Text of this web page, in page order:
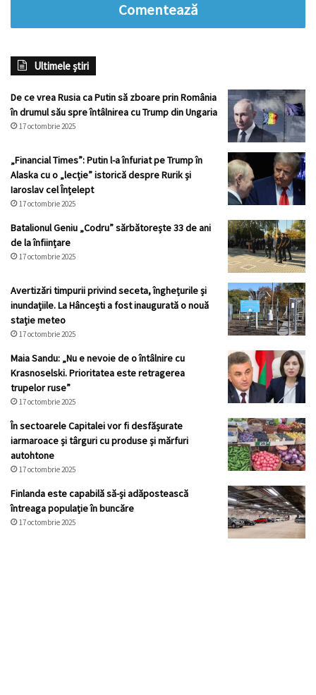
Comentează
Ultimele știri
De ce vrea Rusia ca Putin să zboare prin România
în drumul său spre întâlnirea cu Trump din Ungaria
17 octombrie 2025
„Financial Times”: Putin l-a înfuriat pe Trump în
Alaska cu o „lecție” istorică despre Rurik și
Iaroslav cel Înțelept
17 octombrie 2025
Batalionul Geniu „Codru” sărbătorește 33 de ani
de la înființare
17 octombrie 2025
Avertizări timpurii privind seceta, înghețurile și
inundațiile. La Hâncești a fost inaugurată o nouă
stație meteo
17 octombrie 2025
Maia Sandu: „Nu e nevoie de o întâlnire cu
Krasnoselski. Prioritatea este retragerea
trupelor ruse”
17 octombrie 2025
În sectoarele Capitalei vor fi desfășurate
iarmaroace și târguri cu produse și mărfuri
autohtone
17 octombrie 2025
Finlanda este capabilă să-și adăpostească
întreaga populație în buncăre
17 octombrie 2025